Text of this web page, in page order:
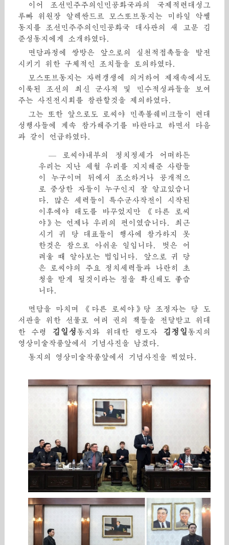
이어 조선민주주의인민공화국과의 국제적련대성그
루빠 위원장 알렉싼드르 모스또브동지는 미하일 악쎌
동지를 조선민주주의인민공화국 대사관의 새 고문 김
준성동지에게 소개하였다.
면담과정에 쌍방은 앞으로의 실천적접촉들을 발전
시키기 위한 구체적인 조치들을 토의하였다.
모스또브동지는 자력갱생에 의거하여 제재속에서도
이룩된 조선의 최신 군사적 및 민수적성과들을 보여
주는 사진전시회를 참관할것을 제의하였다.
그는 또한 앞으로도 로씨야 민족볼쉐비크들이 련대
성행사들에 계속 참가해주기를 바란다고 하면서 다음
과 같이 언급하였다.
— 로씨야내부의 정치정세가 어떠하든
우리는 지난 세월 우리를 지지해준 사람들
이 누구이며 뒤에서 조소하거나 공개적으
로 중상한 자들이 누구인지 잘 알고있습니
다. 많은 세력들이 특수군사작전이 시작된
이후에야 태도를 바꾸었지만 《다른 로씨
야》는 언제나 우리의 편이였습니다. 최근
시기 귀 당 대표들이 행사에 참가하지 못
한것은 참으로 아쉬운 일입니다. 벗은 어
려울 때 알아보는 법입니다. 앞으로 귀 당
은 로씨야의 주요 정치세력들과 나란히 초
청을 받게 될것이라는 점을 확신해도 좋습
니다.
면담을 마치며 《다른 로씨야》당 조정자는 당 도
서관을 위한 선물로 여러 권의 책들을 전달받고 위대
한 수령 김일성 동지와 위대한 령도자 김정일 동지의
영상미술작품앞에서 기념사진을 남겼다.
동지의 영상미술작품앞에서 기념사진을 찍었다.